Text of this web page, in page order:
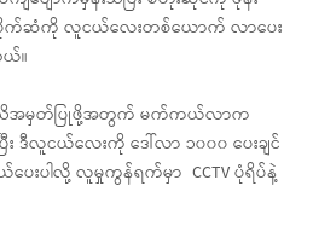
ပိုက်ဆံကို လူငယ်လေးတစ်ယောက် လာပေး
။
သိအမှတ်ပြုဖို့အတွက် မက်ကယ်လာက
ဒီလူငယ်လေးကို ဒေါ်လာ ၁၀၀၀ ပေးချင်
ါလို့ လူမှုကွန်ရက်မှာ CCTV ပုံရိပ်နဲ့